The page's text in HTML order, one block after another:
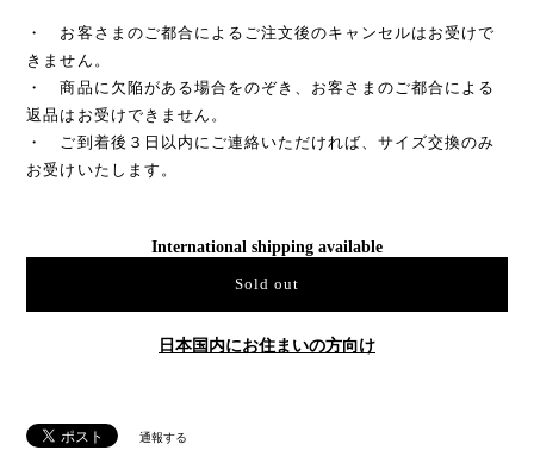
・ お客さまのご都合によるご注文後のキャンセルはお受けで
きません。
・ 商品に欠陥がある場合をのぞき、お客さまのご都合による
返品はお受けできません。
・ ご到着後３日以内にご連絡いただければ、サイズ交換のみ
お受けいたします。
International shipping available
Sold out
日本国内にお住まいの方向け
通報する